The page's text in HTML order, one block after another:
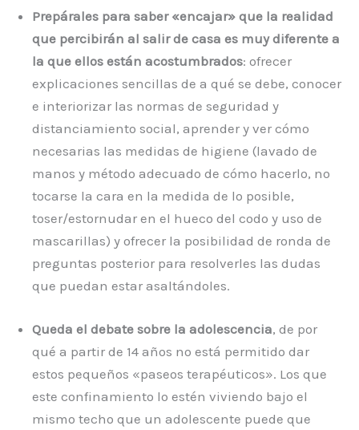
Prepárales para saber «encajar» que la realidad
que percibirán al salir de casa es muy diferente a
la que ellos están acostumbrados: ofrecer
explicaciones sencillas de a qué se debe, conocer
e interiorizar las normas de seguridad y
distanciamiento social, aprender y ver cómo
necesarias las medidas de higiene (lavado de
manos y método adecuado de cómo hacerlo, no
tocarse la cara en la medida de lo posible,
toser/estornudar en el hueco del codo y uso de
mascarillas) y ofrecer la posibilidad de ronda de
preguntas posterior para resolverles las dudas
que puedan estar asaltándoles.
Queda el debate sobre la adolescencia, de por
qué a partir de 14 años no está permitido dar
estos pequeños «paseos terapéuticos». Los que
este confinamiento lo estén viviendo bajo el
mismo techo que un adolescente puede que